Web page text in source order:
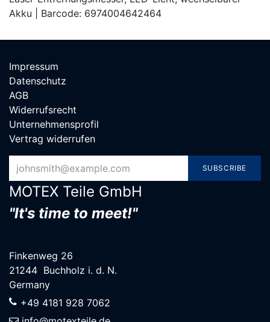
Akku | Barcode: 6974004642464
Impressum
Datenschutz
AGB
Widerrufsrecht
Unternehmensprofil
Vertrag widerrufen
SUBSCRIBE
MOTEX Teile G​mbH
"It's time to meet!"
Finkenweg 26
21244 Buchholz i. d. N.
Germany
+49 4181 928 7062